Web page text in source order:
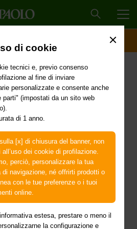
di cookie
tecnici e, previo consenso
al fine di inviare
personalizzate e consente anche
parti" (impostati da un sito web
di 1 anno.
[x] di chiusura del banner, non
dei cookie di profilazione.
perciò, personalizzare la tua
di navigazione, né offrirti prodotti o
con le tue preferenze o i tuoi
online.
estesa, prestare o meno il
la configurazione e
urgenti di
civile in
degli
eventi
verificatisi
dal giorno 15
2022 in parte
delle